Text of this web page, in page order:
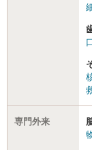
専門外来